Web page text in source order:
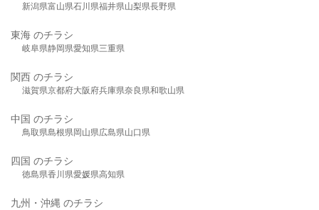
新潟県富山県石川県福井県山梨県長野県
東海 のチラシ
岐阜県静岡県愛知県三重県
関西 のチラシ
滋賀県京都府大阪府兵庫県奈良県和歌山県
中国 のチラシ
鳥取県島根県岡山県広島県山口県
四国 のチラシ
徳島県香川県愛媛県高知県
九州・沖縄 のチラシ